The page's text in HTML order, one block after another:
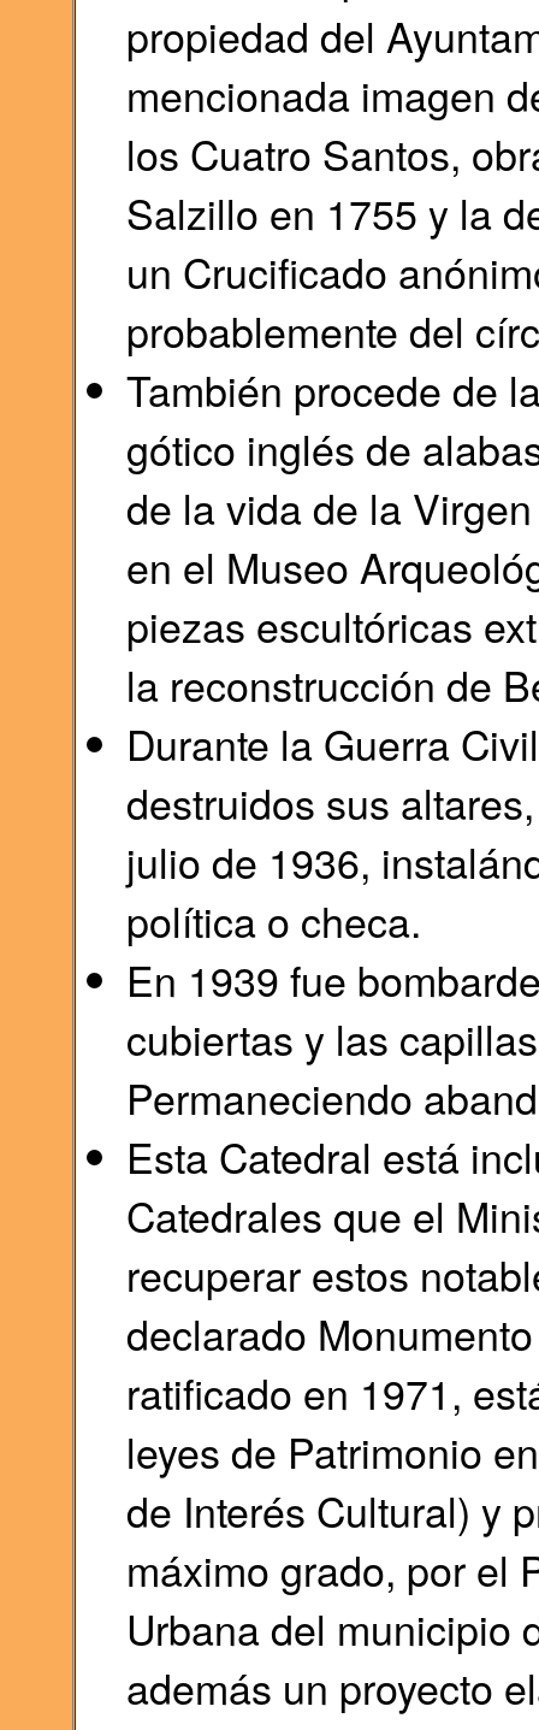
propiedad del
mencionada imagen
los Cuatro Santos,
Salzillo en 1755 y la
un Crucificado
probablemente del
También procede de
gótico inglés de
de la vida de la
en el Museo
piezas escultóricas
la reconstrucción de
Durante la Guerra
destruidos sus
julio de 1936,
política o checa.
En 1939 fue
cubiertas y las
Permaneciendo
Esta Catedral está
Catedrales que el
recuperar estos
declarado
ratificado en 1971,
leyes de Patrimonio
de Interés Cultural) y
máximo grado, por el
Urbana del municipio
además un proyecto